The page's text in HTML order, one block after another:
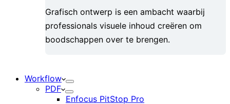
Grafisch ontwerp is een ambacht waarbij
professionals visuele inhoud creëren om
boodschappen over te brengen.
Workflow
PDF
Enfocus PitStop Pro